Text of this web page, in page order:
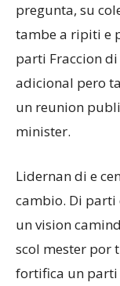
pregunta, su
tambe a ripiti e
parti Fraccion
adicional pero
un reunion
minister.
Lidernan di e
cambio. Di parti
un vision
scol mester por
fortifica un parti